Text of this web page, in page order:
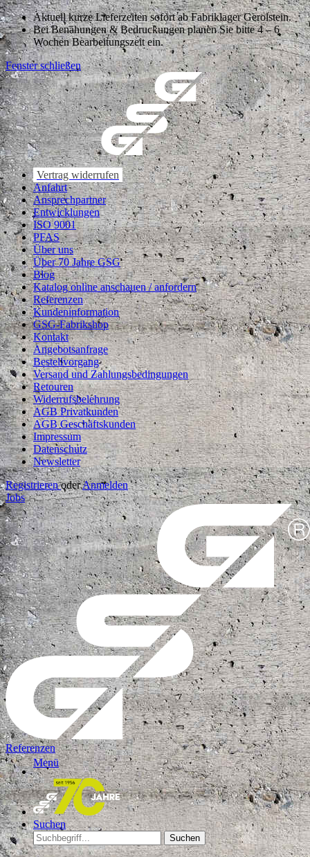
Aktuell kurze Lieferzeiten sofort ab Fabriklager Gerolstein.
Bei Benähungen & Bedruckungen planen Sie bitte 4 – 6
Wochen Bearbeitungszeit ein.
Fenster schließen
Vertrag widerrufen
Anfahrt
Ansprechpartner
Entwicklungen
ISO 9001
PFAS
Über uns
Über 70 Jahre GSG
Blog
Katalog online anschauen / anfordern
Referenzen
Kundeninformation
GSG-Fabrikshop
Kontakt
Angebotsanfrage
Bestellvorgang
Versand und Zahlungsbedingungen
Retouren
Widerrufsbelehrung
AGB Privatkunden
AGB Geschäftskunden
Impressum
Datenschutz
Newsletter
RegistrierenoderAnmelden
Jobs
Referenzen
Menü
Suchen
Suchen